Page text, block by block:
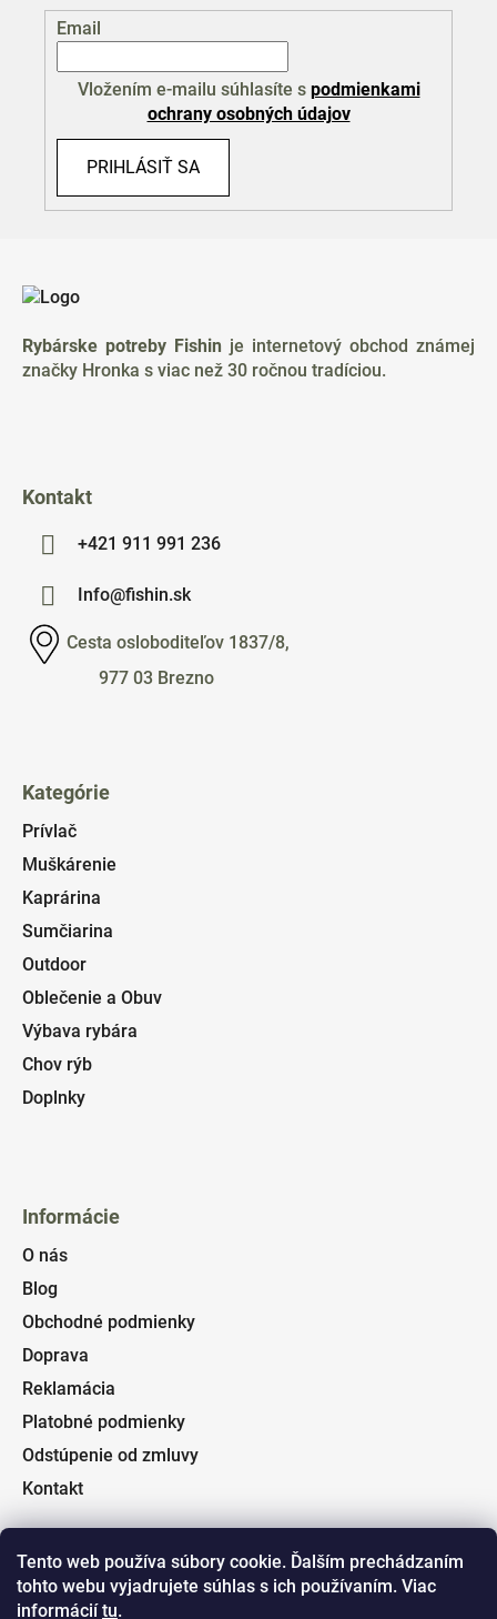
Tento web používa súbory cookie. Ďalším prechádzaním
tohto webu vyjadrujete súhlas s ich používaním. Viac
informáciítu.
y
v
ý
p
i
Email
Vložením e-mailu súhlasíte s podmienkami
ochrany osobných údajov
PRIHLÁSIŤ SA
Rybárske potreby Fishin je internetový obchod známej
značky Hronka s viac než 30 ročnou tradíciou.
Kontakt
+421 911 991 236
Info@fishin.sk
Cesta osloboditeľov 1837/8,
977 03 Brezno
Kategórie
Prívlač
Muškárenie
Kaprárina
Sumčiarina
Outdoor
Oblečenie a Obuv
Výbava rybára
Chov rýb
Doplnky
Informácie
O nás
Blog
Obchodné podmienky
Doprava
Reklamácia
Platobné podmienky
Odstúpenie od zmluvy
Kontakt
Facebook